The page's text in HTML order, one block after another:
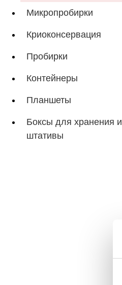
Микропробирки
Криоконсервация
Пробирки
Контейнеры
Планшеты
Боксы для хранения и
штативы